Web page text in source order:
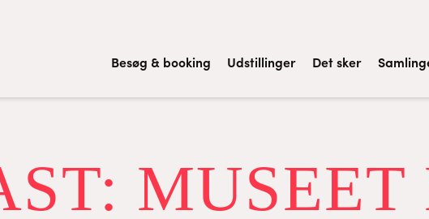
Besøg & booking Udstillinger Det sker